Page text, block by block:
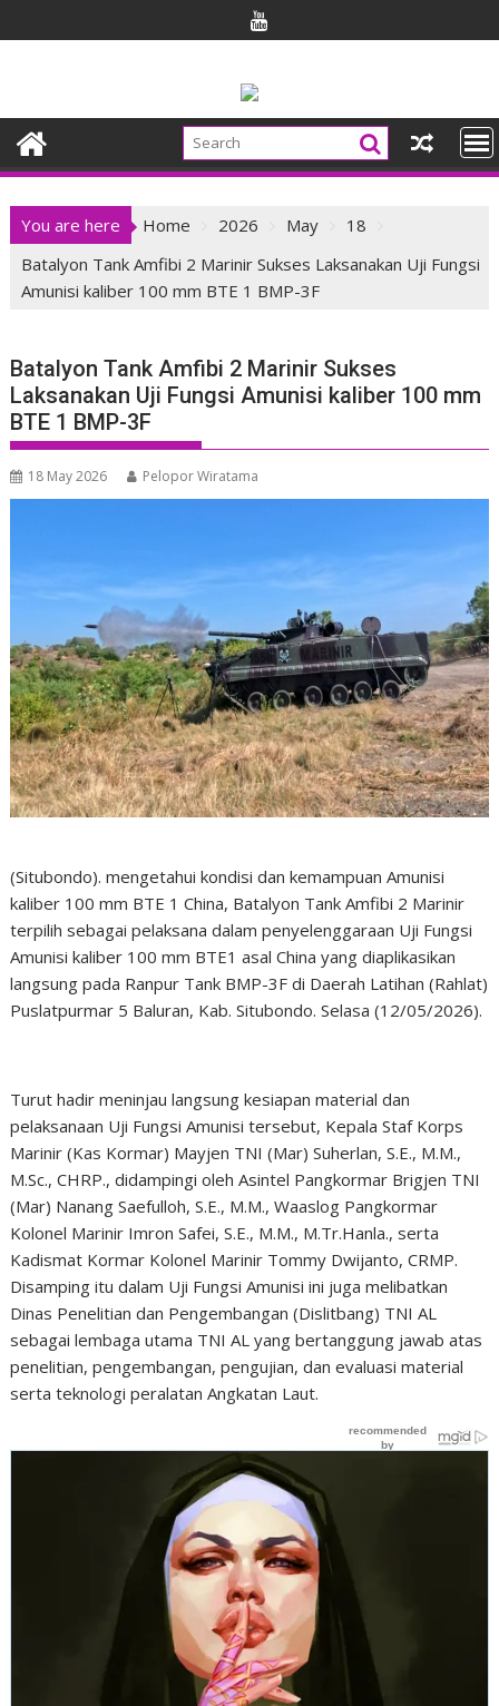
to
You are here Home 2026 May
18
Batalyon Tank Amfibi 2 Marinir Sukses Laksanakan Uji Fungsi
Amunisi kaliber 100 mm BTE 1 BMP-3F
Batalyon Tank Amfibi 2 Marinir Sukses
Laksanakan Uji Fungsi Amunisi kaliber 100 mm
BTE 1 BMP-3F
18 May 2026 Pelopor Wiratama
(Situbondo). mengetahui kondisi dan kemampuan Amunisi
kaliber 100 mm BTE 1 China, Batalyon Tank Amfibi 2 Marinir
terpilih sebagai pelaksana dalam penyelenggaraan Uji Fungsi
Amunisi kaliber 100 mm BTE1 asal China yang diaplikasikan
langsung pada Ranpur Tank BMP-3F di Daerah Latihan (Rahlat)
Puslatpurmar 5 Baluran, Kab. Situbondo. Selasa (12/05/2026).
Turut hadir meninjau langsung kesiapan material dan
pelaksanaan Uji Fungsi Amunisi tersebut, Kepala Staf Korps
Marinir (Kas Kormar) Mayjen TNI (Mar) Suherlan, S.E., M.M.,
M.Sc., CHRP., didampingi oleh Asintel Pangkormar Brigjen TNI
(Mar) Nanang Saefulloh, S.E., M.M., Waaslog Pangkormar
Kolonel Marinir Imron Safei, S.E., M.M., M.Tr.Hanla., serta
Kadismat Kormar Kolonel Marinir Tommy Dwijanto, CRMP.
Disamping itu dalam Uji Fungsi Amunisi ini juga melibatkan
Dinas Penelitian dan Pengembangan (Dislitbang) TNI AL
sebagai lembaga utama TNI AL yang bertanggung jawab atas
penelitian, pengembangan, pengujian, dan evaluasi material
serta teknologi peralatan Angkatan Laut.